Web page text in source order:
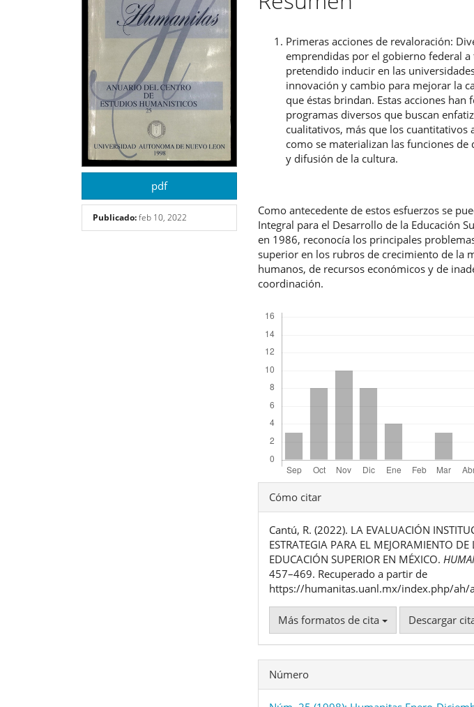
del
artículo
pdf
Publicado:feb 10, 2022
del
artículo
Primeras acciones de revaloración:
emprendidas por el gobierno federal a
pretendido inducir en las
innovación y cambio para mejorar la
que éstas brindan. Estas acciones han
programas diversos que buscan
cualitativos, más que los cuantitativos
como se materializan las funciones de
y difusión de la cultura.
Como antecedente de estos esfuerzos se
Integral para el Desarrollo de la Educación
en 1986, reconocía los principales
superior en los rubros de crecimiento de la
humanos, de recursos económicos y de
coordinación.
Detalles
del
artículo
Cómo citar
Cantú, R. (2022). LA EVALUACIÓN
ESTRATEGIA PARA EL MEJORAMIENTO
EDUCACIÓN SUPERIOR EN MÉXICO.
457–469. Recuperado a partir de
https://humanitas.uanl.mx/index.php/
Más formatos de cita Descargar
Número